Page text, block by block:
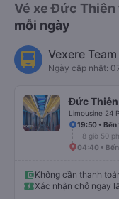
Vé xe Đức Thiên
mỗi ngày
Vexere Team
Ngày cập nhật:
Đức Thiên
Limousine 24
19:50 • Bến
8 giờ 50
04:40 •
Không cần thanh
Xác nhận chỗ ngay